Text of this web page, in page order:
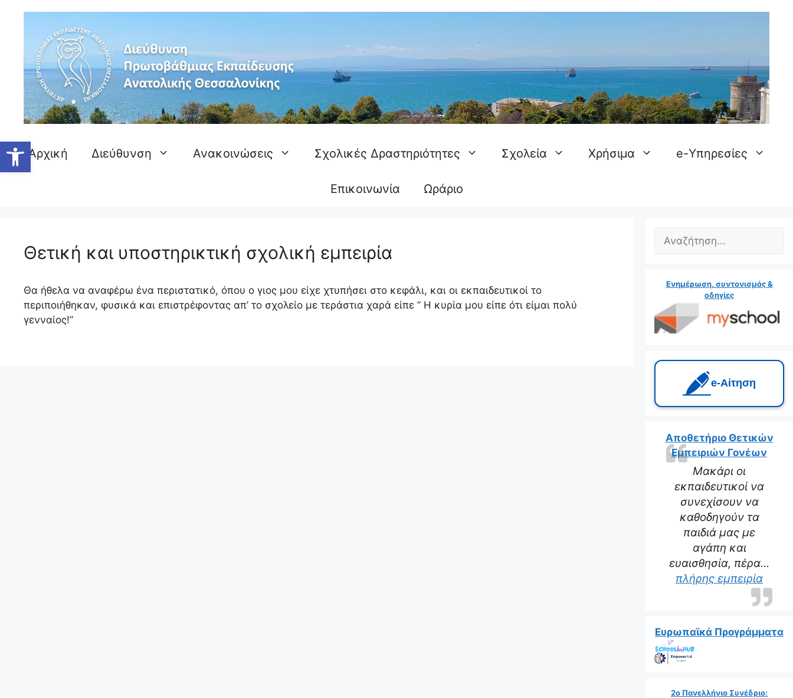
Ανοίξτε τη γραμμή εργαλείων
περιεχόμενο
Αρχική Διεύθυνση Ανακοινώσεις Σχολικές Δραστηριότητες Σχολεία Χρήσιμα e-Υπηρεσίες
Επικοινωνία Ωράριο
Θετική και υποστηρικτική σχολική εμπειρία
Θα ήθελα να αναφέρω ένα περιστατικό, όπου ο γιος μου είχε χτυπήσει στο κεφάλι, και οι εκπαιδευτικοί το
περιποιήθηκαν, φυσικά και επιστρέφοντας απ’ το σχολείο με τεράστια χαρά είπε ” Η κυρία μου είπε ότι είμαι πολύ
γενναίος!”
Ενημέρωση, συντονισμός &
οδηγίες
e‑Αίτηση
Μακάρι οι
εκπαιδευτικοί να
συνεχίσουν να
καθοδηγούν τα
παιδιά μας με
αγάπη και
ευαισθησία, πέρα…
πλήρης εμπειρία“Η
Αποθετήριο Θετικών
Εμπειριών Γονέων
Ευρωπαϊκά Προγράμματα
2ο Πανελλήνιο Συνέδριο: